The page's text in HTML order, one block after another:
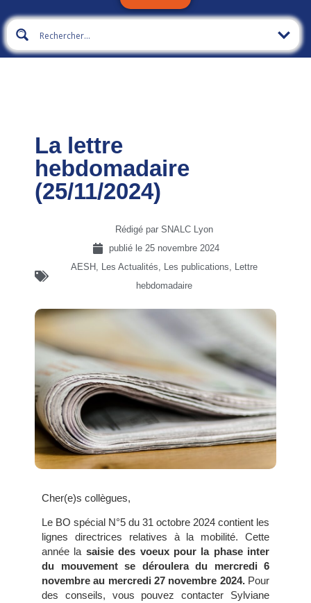
La lettre
hebdomadaire
(25/11/2024)
Rédigé par SNALC Lyon
publié le 25 novembre 2024
AESH , Les Actualités, Les publications, Lettre
hebdomadaire
Cher(e)s collègues,
Le BO spécial N°5 du 31 octobre 2024 contient les
lignes directrices relatives à la mobilité. Cette
année la saisie des voeux pour la phase inter
du mouvement se déroulera du mercredi 6
novembre au mercredi 27 novembre 2024.Pour
des conseils, vous pouvez contacter Sylviane